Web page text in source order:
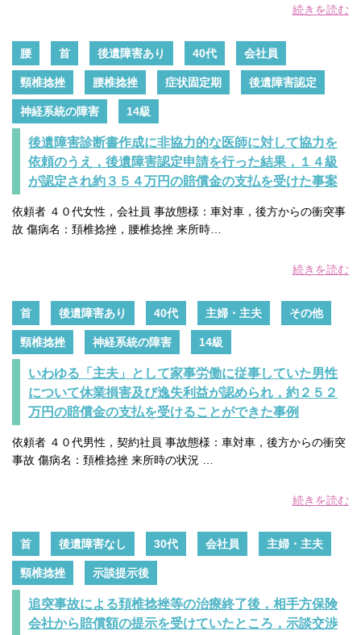
続きを読む
腰 首 後遺障害あり 40代 会社員
頸椎捻挫 腰椎捻挫 症状固定期 後遺障害認定
神経系統の障害 14級
後遺障害診断書作成に非協力的な医師に対して協力を
依頼のうえ，後遺障害認定申請を行った結果，１４級
が認定され約３５４万円の賠償金の支払を受けた事案
依頼者 ４０代女性，会社員 事故態様：車対車，後方からの衝突事
故 傷病名：頚椎捻挫，腰椎捻挫 来所時…
続きを読む
首 後遺障害あり 40代 主婦・主夫 その他
頸椎捻挫 神経系統の障害 14級
いわゆる「主夫」として家事労働に従事していた男性
について休業損害及び逸失利益が認められ，約２５２
万円の賠償金の支払を受けることができた事例
依頼者 ４０代男性，契約社員 事故態様：車対車，後方からの衝突
事故 傷病名：頚椎捻挫 来所時の状況 …
続きを読む
首 後遺障害なし 30代 会社員 主婦・主夫
頸椎捻挫 示談提示後
追突事故による頚椎捻挫等の治療終了後，相手方保険
会社から賠償額の提示を受けていたところ，示談交渉